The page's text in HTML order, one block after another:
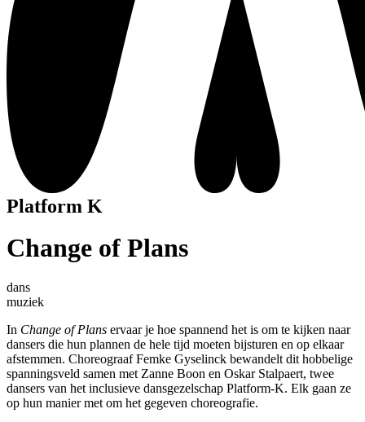
Platform K
Change of Plans
dans
muziek
In Change of Plans ervaar je hoe spannend het is om te kijken naar
dansers die hun plannen de hele tijd moeten bijsturen en op elkaar
afstemmen. Choreograaf Femke Gyselinck bewandelt dit hobbelige
spanningsveld samen met Zanne Boon en Oskar Stalpaert, twee
dansers van het inclusieve dansgezelschap Platform-K. Elk gaan ze
op hun manier met om het gegeven choreografie.